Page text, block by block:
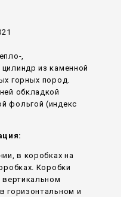
,
из каменной
горных пород.
обкладкой
фольгой (индекс
в коробках на
Коробки
вертикальном
горизонтальном и